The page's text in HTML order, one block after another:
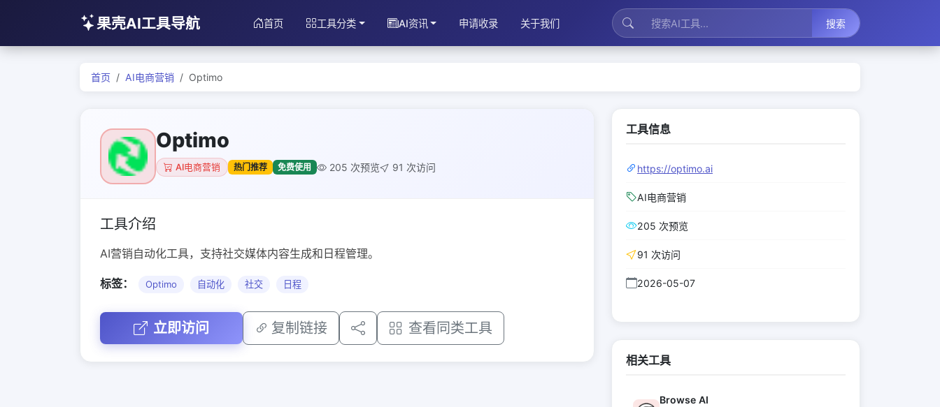
果壳AI工具导航 首页 工具分类 AI资讯 申请收录 关于我们 搜索
首页 AI电商营销 Optimo
Optimo
AI电商营销 热门推荐 免费使用 205 次预览 91 次访问
工具介绍
AI营销自动化工具，支持社交媒体内容生成和日程管理。
标签： Optimo 自动化 社交 日程
立即访问 复制链接 查看同类工具
工具信息
https://optimo.ai
AI电商营销
205 次预览
91 次访问
2026-05-07
相关工具
Browse AI